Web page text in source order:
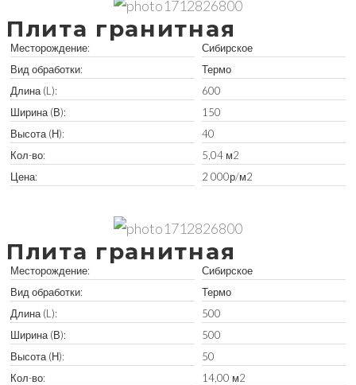
Плита гранитная
Месторождение:
Вид обработки:
Длина (L):
Ширина (В):
Высота (Н):
Кол-во:
Цена:
Сибирское
Термо
600
150
40
5,04 м2
2 000р/м2
Плита гранитная
Месторождение:
Вид обработки:
Длина (L):
Ширина (В):
Высота (Н):
Кол-во:
Сибирское
Термо
500
500
50
14,00 м2